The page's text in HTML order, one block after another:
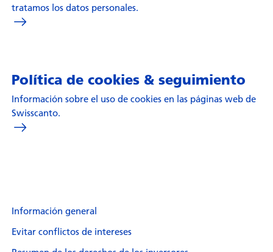
tratamos los datos personales.
Política de cookies & seguimiento
Información sobre el uso de cookies en las páginas web de
Swisscanto.
Información general
Evitar conflictos de intereses